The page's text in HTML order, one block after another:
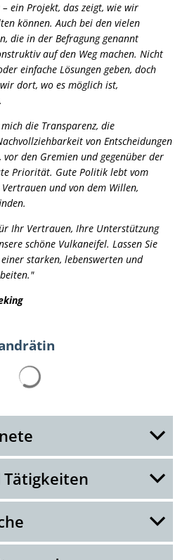
ein Projekt, das zeigt, wie wir
können. Auch bei den vielen
die in der Befragung genannt
auf den Weg machen. Nicht
einfache Lösungen geben, doch
dort, wo es möglich ist,
die Transparenz, die
von Entscheidungen
den Gremien und gegenüber der
Priorität. Gute Politik lebt vom
und von dem Willen,
Ihr Vertrauen, Ihre Unterstützung
schöne Vulkaneifel. Lassen Sie
starken, lebenswerten und